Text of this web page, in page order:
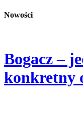
Nowości
Bogacz –
konkretny